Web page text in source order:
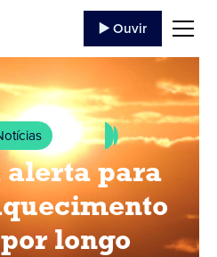
▶️ Ouvir
para
longo